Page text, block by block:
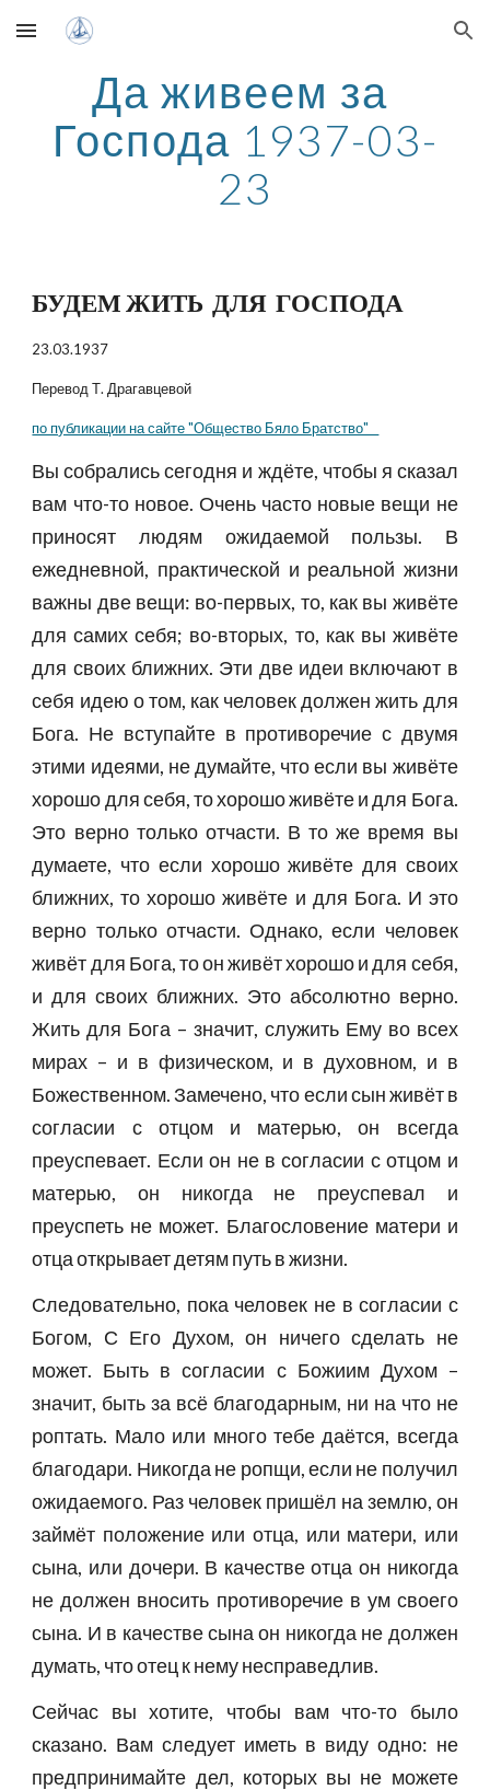
Skip to main content Skip to navigation
Да живеем за
Господа 1937-03-
23
БУДЕМ ЖИТЬ  ДЛЯ  ГОСПОДА
23.03.1937
Перевод Т. Драгавцевой
по публикации на сайте "Общество Бяло Братство"
Вы собрались сегодня и ждёте, чтобы я сказал
вам что-то новое. Очень часто новые вещи не
приносят людям ожидаемой пользы. В
ежедневной, практической и реальной жизни
важны две вещи: во-первых, то, как вы живёте
для самих себя; во-вторых, то, как вы живёте
для своих ближних. Эти две идеи включают в
себя идею о том, как человек должен жить для
Бога. Не вступайте в противоречие с двумя
этими идеями, не думайте, что если вы живёте
хорошо для себя, то хорошо живёте и для Бога.
Это верно только отчасти. В то же время вы
думаете, что если хорошо живёте для своих
ближних, то хорошо живёте и для Бога. И это
верно только отчасти. Однако, если человек
живёт для Бога, то он живёт хорошо и для себя,
и для своих ближних. Это абсолютно верно.
Жить для Бога – значит, служить Ему во всех
мирах – и в физическом, и в духовном, и в
Божественном. Замечено, что если сын живёт в
согласии с отцом и матерью, он всегда
преуспевает. Если он не в согласии с отцом и
матерью, он никогда не преуспевал и
преуспеть не может. Благословение матери и
отца открывает детям путь в жизни.
Следовательно, пока человек не в согласии с
Богом, С Его Духом, он ничего сделать не
может. Быть в согласии с Божиим Духом –
значит, быть за всё благодарным, ни на что не
роптать. Мало или много тебе даётся, всегда
благодари. Никогда не ропщи, если не получил
ожидаемого. Раз человек пришёл на землю, он
займёт положение или отца, или матери, или
сына, или дочери. В качестве отца он никогда
не должен вносить противоречие в ум своего
сына. И в качестве сына он никогда не должен
думать, что отец к нему несправедлив.
Сейчас вы хотите, чтобы вам что-то было
сказано. Вам следует иметь в виду одно: не
предпринимайте дел, которых вы не можете